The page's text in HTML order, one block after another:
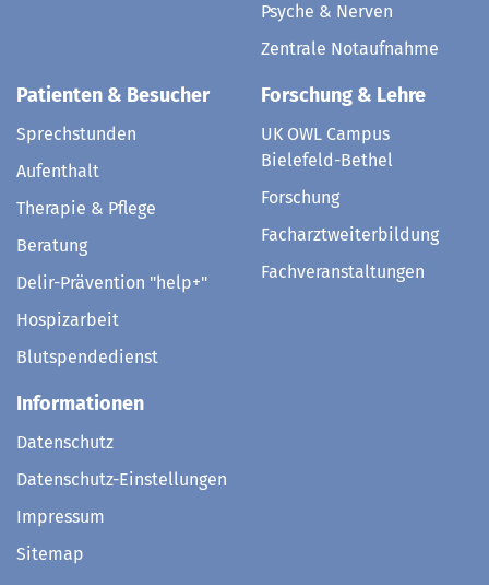
Psyche & Nerven
Zentrale Notaufnahme
Patienten & Besucher
Sprechstunden
Aufenthalt
Therapie & Pflege
Beratung
Delir-Prävention "help+"
Hospizarbeit
Blutspendedienst
Forschung & Lehre
UK OWL Campus
Bielefeld-Bethel
Forschung
Facharztweiterbildung
Fachveranstaltungen
Informationen
Datenschutz
Datenschutz-Einstellungen
Impressum
Sitemap